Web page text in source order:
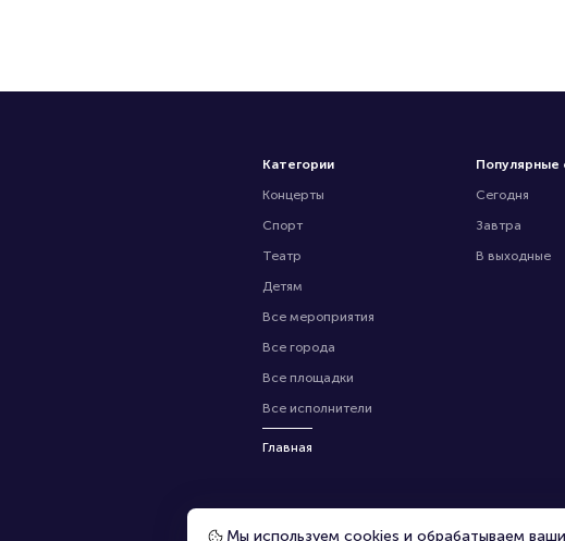
Категории
Концерты
Спорт
Театр
Детям
Все мероприятия
Все города
Все площадки
Все исполнители
Главная
Популярные
Сегодня
Завтра
В выходные
Мы используем cookies и обрабатываем